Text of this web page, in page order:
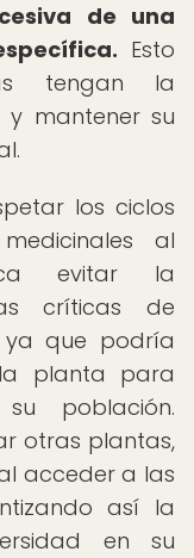
de una
Esto
tengan la
mantener su
los ciclos
al
evitar la
críticas de
ya que podría
planta para
población.
otras plantas,
acceder a las
así la
en su